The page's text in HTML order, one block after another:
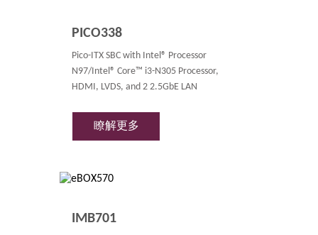
PICO338
Pico-ITX SBC with Intel® Processor
N97/Intel® Core™ i3-N305 Processor,
HDMI, LVDS, and 2 2.5GbE LAN
瞭解更多
IMB701